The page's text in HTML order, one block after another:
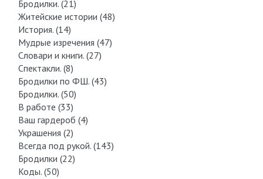
Бродилки. (21)
Житейские истории (48)
История. (14)
Мудрые изречения (47)
Словари и книги. (27)
Спектакли. (8)
Бродилки по ФШ. (43)
Бродилки. (50)
В работе (33)
Ваш гардероб (4)
Украшения (2)
Всегда под рукой. (143)
Бродилки (22)
Коды. (50)